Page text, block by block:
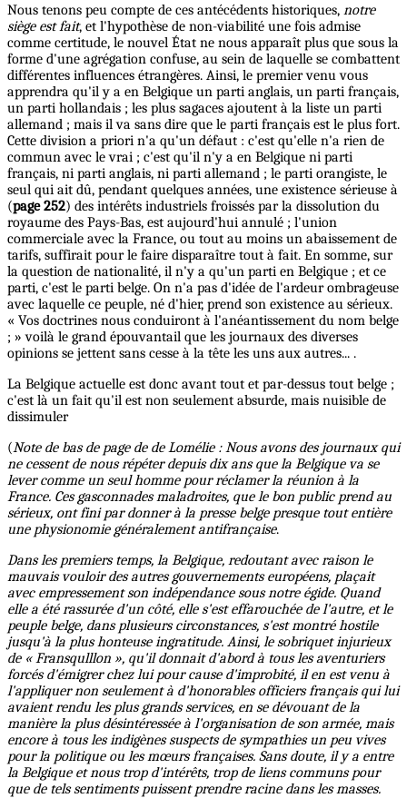
Nous tenons peu compte de ces antécédents historiques, notre
siège est fait, et l'hypothèse de non-viabilité une fois admise
comme certitude, le nouvel État ne nous apparaît plus que sous la
forme d'une agrégation confuse, au sein de laquelle se combattent
différentes influences étrangères. Ainsi, le premier venu vous
apprendra qu'il y a en Belgique un parti anglais, un parti français,
un parti hollandais ; les plus sagaces ajoutent à la liste un parti
allemand ; mais il va sans dire que le parti français est le plus fort.
Cette division a priori n'a qu'un défaut : c'est qu'elle n'a rien de
commun avec le vrai ; c'est qu'il n'y a en Belgique ni parti
français, ni parti anglais, ni parti allemand ; le parti orangiste, le
seul qui ait dû, pendant quelques années, une existence sérieuse à
(page 252) des intérêts industriels froissés par la dissolution du
royaume des Pays-Bas, est aujourd'hui annulé ; l'union
commerciale avec la France, ou tout au moins un abaissement de
tarifs, suffirait pour le faire disparaître tout à fait. En somme, sur
la question de nationalité, il n'y a qu'un parti en Belgique ; et ce
parti, c'est le parti belge. On n'a pas d'idée de l'ardeur ombrageuse
avec laquelle ce peuple, né d'hier, prend son existence au sérieux.
« Vos doctrines nous conduiront à l'anéantissement du nom belge
; » voilà le grand épouvantail que les journaux des diverses
opinions se jettent sans cesse à la tête les uns aux autres... .
La Belgique actuelle est donc avant tout et par-dessus tout belge ;
c'est là un fait qu'il est non seulement absurde, mais nuisible de
dissimuler
(Note de bas de page de de Lomélie : Nous avons des journaux qui
ne cessent de nous répéter depuis dix ans que la Belgique va se
lever comme un seul homme pour réclamer la réunion à la
France. Ces gasconnades maladroites, que le bon public prend au
sérieux, ont fini par donner à la presse belge presque tout entière
une physionomie généralement antifrançaise.
Dans les premiers temps, la Belgique, redoutant avec raison le
mauvais vouloir des autres gouvernements européens, plaçait
avec empressement son indépendance sous notre égide. Quand
elle a été rassurée d'un côté, elle s'est effarouchée de l'autre, et le
peuple belge, dans plusieurs circonstances, s'est montré hostile
jusqu'à la plus honteuse ingratitude. Ainsi, le sobriquet injurieux
de « Fransqulllon », qu'il donnait d'abord à tous les aventuriers
forcés d'émigrer chez lui pour cause d'improbité, il en est venu à
l'appliquer non seulement à d'honorables officiers français qui lui
avaient rendu les plus grands services, en se dévouant de la
manière la plus désintéressée à l'organisation de son armée, mais
encore à tous les indigènes suspects de sympathies un peu vives
pour la politique ou les mœurs françaises. Sans doute, il y a entre
la Belgique et nous trop d'intérêts, trop de liens communs pour
que de tels sentiments puissent prendre racine dans les masses.